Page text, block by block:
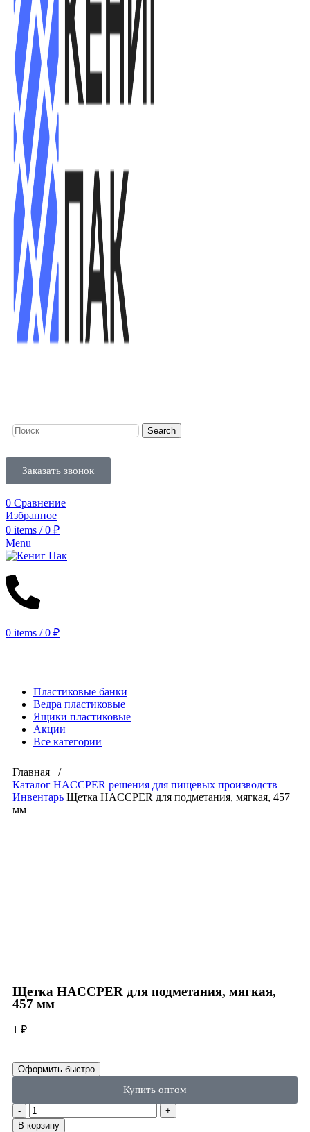
Search
Заказать звонок
0 Сравнение
Избранное
0 items / 0 ₽
Menu
0 items / 0 ₽
Пластиковые банки
Ведра пластиковые
Ящики пластиковые
Акции
Все категории
Главная /
Каталог HACCPER решения для пищевых производств
Инвентарь Щетка HACCPER для подметания, мягкая, 457
мм
Щетка HACCPER для подметания, мягкая,
457 мм
1 ₽
Оформить быстро
Купить оптом
В корзину